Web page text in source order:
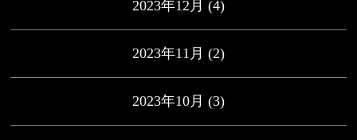
2023年12月 (4)
2023年11月 (2)
2023年10月 (3)